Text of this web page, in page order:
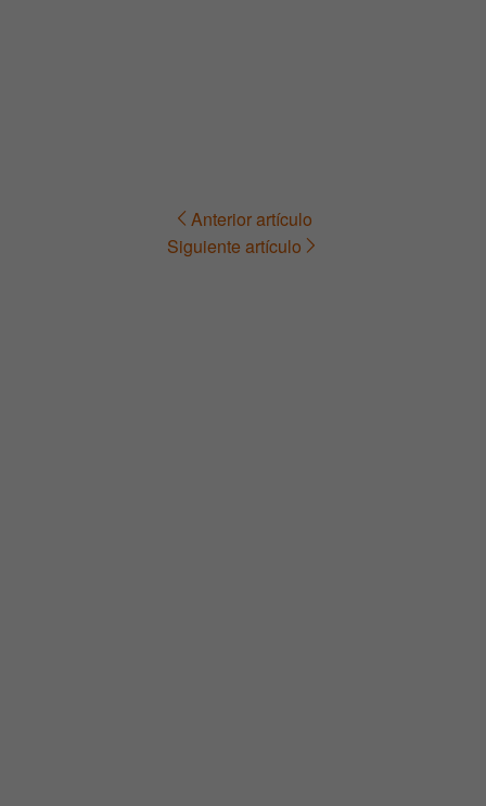
Navegación Anterior artículo
Siguiente artículo